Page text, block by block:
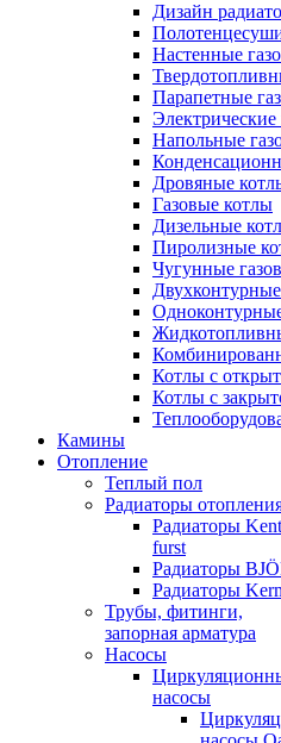
Дизайн
Настенные
Парапетные
Напольные
Дровяные
Газовые котлы
Дизельные
Пиролизные
Чугунные
Котлы с
Котлы с
Камины
Отопление
Теплый пол
Радиаторы
Радиаторы
furst
Радиаторы
Радиаторы
Трубы, фитинги,
запорная арматура
Насосы
насосы